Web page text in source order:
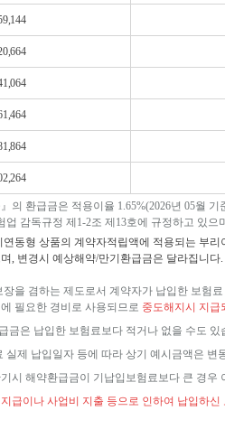
의 환급금은 적용이율 1.65%(2026년 05월
업 감독규정 제1-2조 제13호에 규정하고 있
동형 상품의 계약자적립액에 적용되는 부리
, 변경시 예상해약/만기환급금은 달라집니다
을 겸하는 제도로서 계약자가 납입한 보험
필요한 경비로 사용되므로 중도해지시 지급
은 납입한 보험료보다 적거나 없을 수도
제 납입일자 등에 따라 상기 예시금액은 변
시 해약환급금이 기납입보험료보다 큰 경우
급이나 사업비 지출 등으로 인하여 납입하